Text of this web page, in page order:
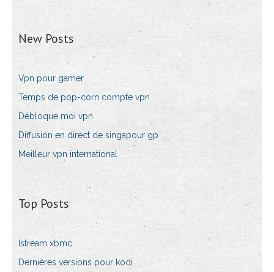
New Posts
Vpn pour gamer
Temps de pop-corn compte vpn
Débloque moi vpn
Diffusion en direct de singapour gp
Meilleur vpn international
Top Posts
Istream xbmc
Dernières versions pour kodi